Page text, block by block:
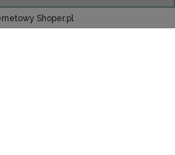
Shoper.pl